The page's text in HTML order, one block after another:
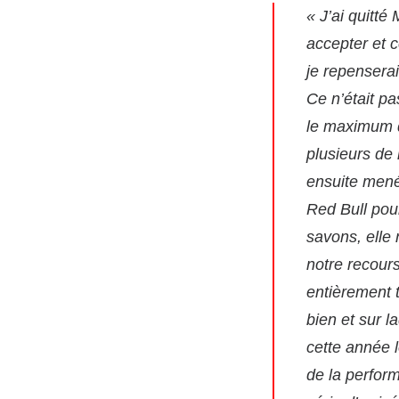
« J’ai quitté
accepter et
je
Ce n’était
le maximum
plusieurs de
ensuite
Red Bull
savons, elle
notre
entièrement
bien et sur
cette année
de la